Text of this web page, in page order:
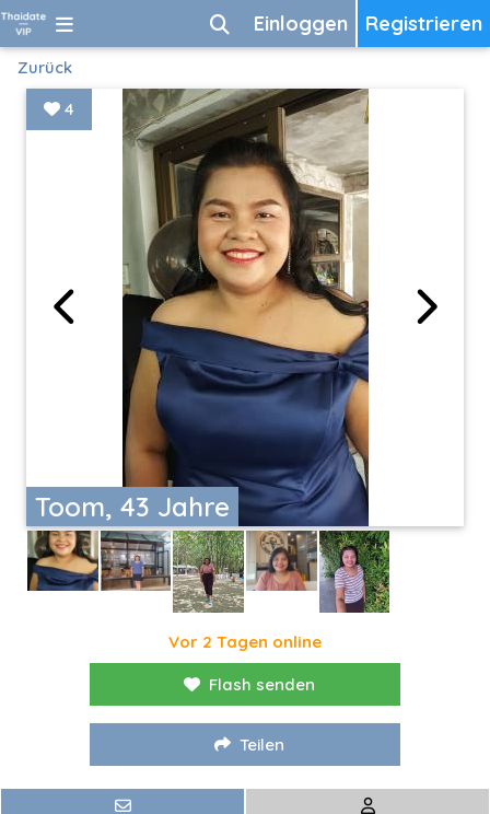
Registrieren
Einloggen
Zurück
Toom, 43 Jahre
4
Vor 2 Tagen online
Flash senden
Teilen